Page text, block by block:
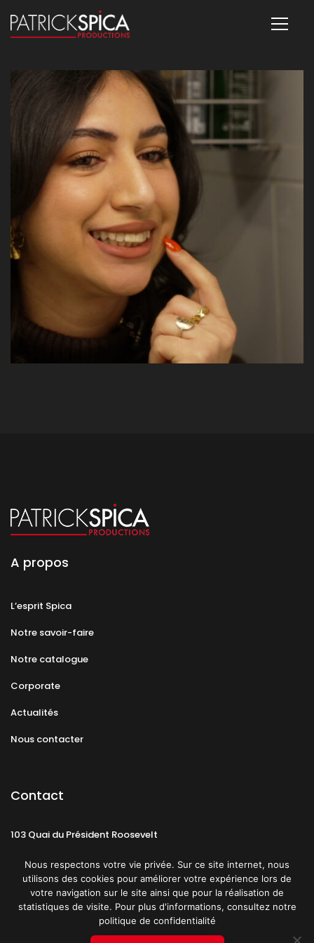
A propos
L’esprit Spica
Notre savoir-faire
Notre catalogue
Corporate
Actualités
Nous contacter
Contact
103 Quai du Président Roosevelt
CGU Politique de confidentialité
Nous respectons votre vie privée. Sur ce site internet, nous
utilisons des cookies pour améliorer votre expérience lors de
votre navigation sur le site ainsi que pour la réalisation de
statistiques de visite. Pour plus d'informations, consultez notre
politique de confidentialité